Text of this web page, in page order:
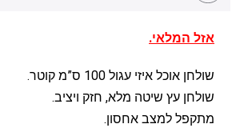
אזל המלאי.
שולחן אוכל איזי עגול 100 ס”מ קוטר.
שולחן עץ שיטה מלא, חזק ויציב.
מתקפל למצב אחסון.